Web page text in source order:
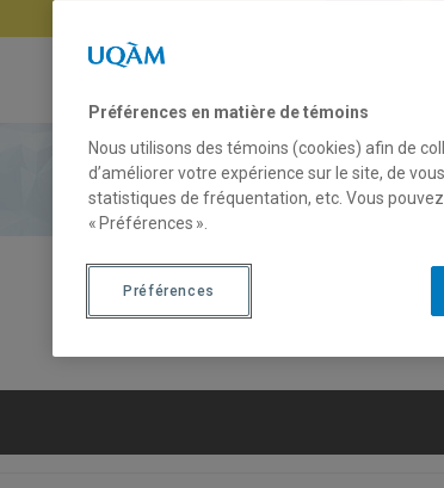
Options de recherche avancée
Recherche avancée
Préférences en matière de témoins
Nous utilisons des témoins (cookies) afin de
d’améliorer votre expérience sur le site, de
statistiques de fréquentation, etc. Vous
« Préférences ».
Préférences